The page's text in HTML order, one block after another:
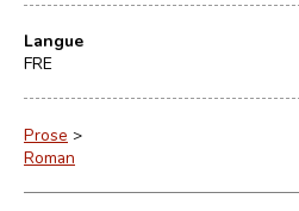
Langue
FRE
Prose >
Roman